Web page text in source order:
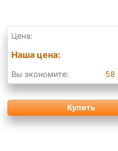
Цена:
Наша цена:
Вы экономите: 58
Купить